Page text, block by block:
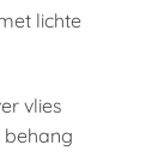
lichte
vlies
behang